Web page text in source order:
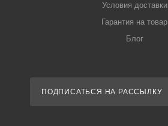
Условия доставки
Гарантия на товар
Блог
ПОДПИСАТЬСЯ НА РАССЫЛКУ